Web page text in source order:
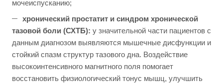
мочеиспусканию;
хронический простатит и синдром хронической
тазовой боли (СХТБ): у значительной части пациентов с
данным диагнозом выявляются мышечные дисфункции и
стойкий спазм структур тазового дна. Воздействие
высокоинтенсивного магнитного поля помогает
восстановить физиологический тонус мышц, улучшить